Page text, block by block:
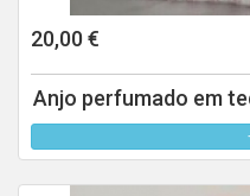
20,00 €
Anjo perfumado em